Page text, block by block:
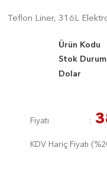
Teflon Liner, 316L
Ürün Kodu
Stok
Dolar
Fiyatı
KDV Hariç Fiyatı (